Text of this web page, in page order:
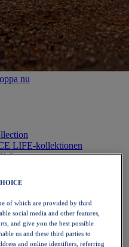
nu
LIFE-kollektionen
6
of which are provided by third
social media and other features,
and give you the best possible
us and these third parties to
and online identifiers, referring